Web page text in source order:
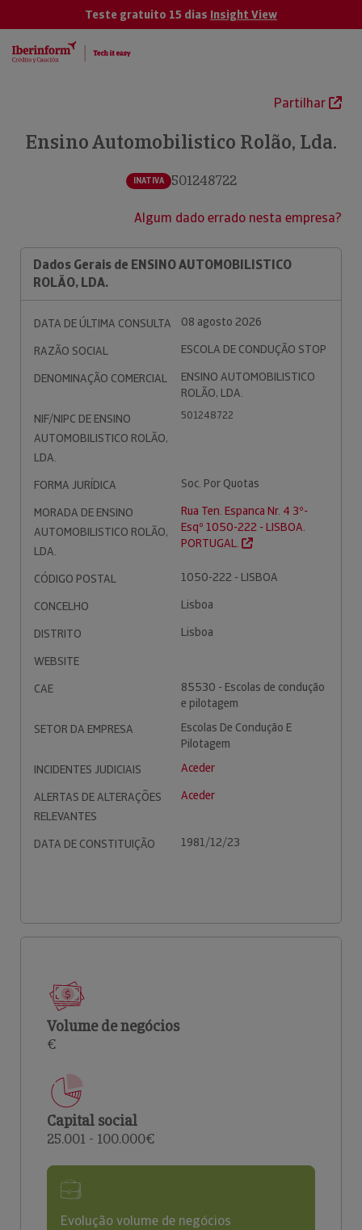
Teste gratuito 15 dias Insight View
Partilhar
Ensino Automobilistico Rolão, Lda.
INATIVA 501248722
Algum dado errado nesta empresa?
Dados Gerais de ENSINO AUTOMOBILISTICO
ROLÃO, LDA.
DATA DE ÚLTIMA CONSULTA
08 agosto 2026
RAZÃO SOCIAL
ESCOLA DE CONDUÇÃO STOP
DENOMINAÇÃO COMERCIAL
ENSINO AUTOMOBILISTICO
ROLÃO, LDA.
NIF/NIPC DE ENSINO
AUTOMOBILISTICO ROLÃO,
LDA.
501248722
FORMA JURÍDICA
Soc. Por Quotas
MORADA DE ENSINO
AUTOMOBILISTICO ROLÃO,
LDA.
Rua Ten. Espanca Nr. 4 3º-
Esqº 1050-222 - LISBOA.
PORTUGAL.
CÓDIGO POSTAL
1050-222 - LISBOA
CONCELHO
Lisboa
DISTRITO
Lisboa
WEBSITE
CAE
85530 - Escolas de condução
e pilotagem
SETOR DA EMPRESA
Escolas De Condução E
Pilotagem
INCIDENTES JUDICIAIS
Aceder
ALERTAS DE ALTERAÇÕES
RELEVANTES
Aceder
DATA DE CONSTITUIÇÃO 1981/12/23
Volume de negócios
€
Capital social
25.001 - 100.000€
Evolução volume de negócios